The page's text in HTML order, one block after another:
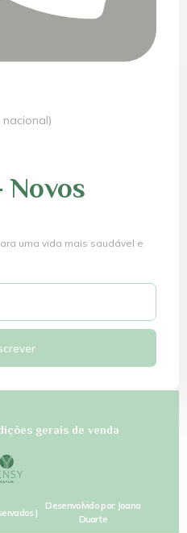
Novos
uma vida mais saudável e
gerais de venda
|
Desenvolvido por: Joana
Duarte